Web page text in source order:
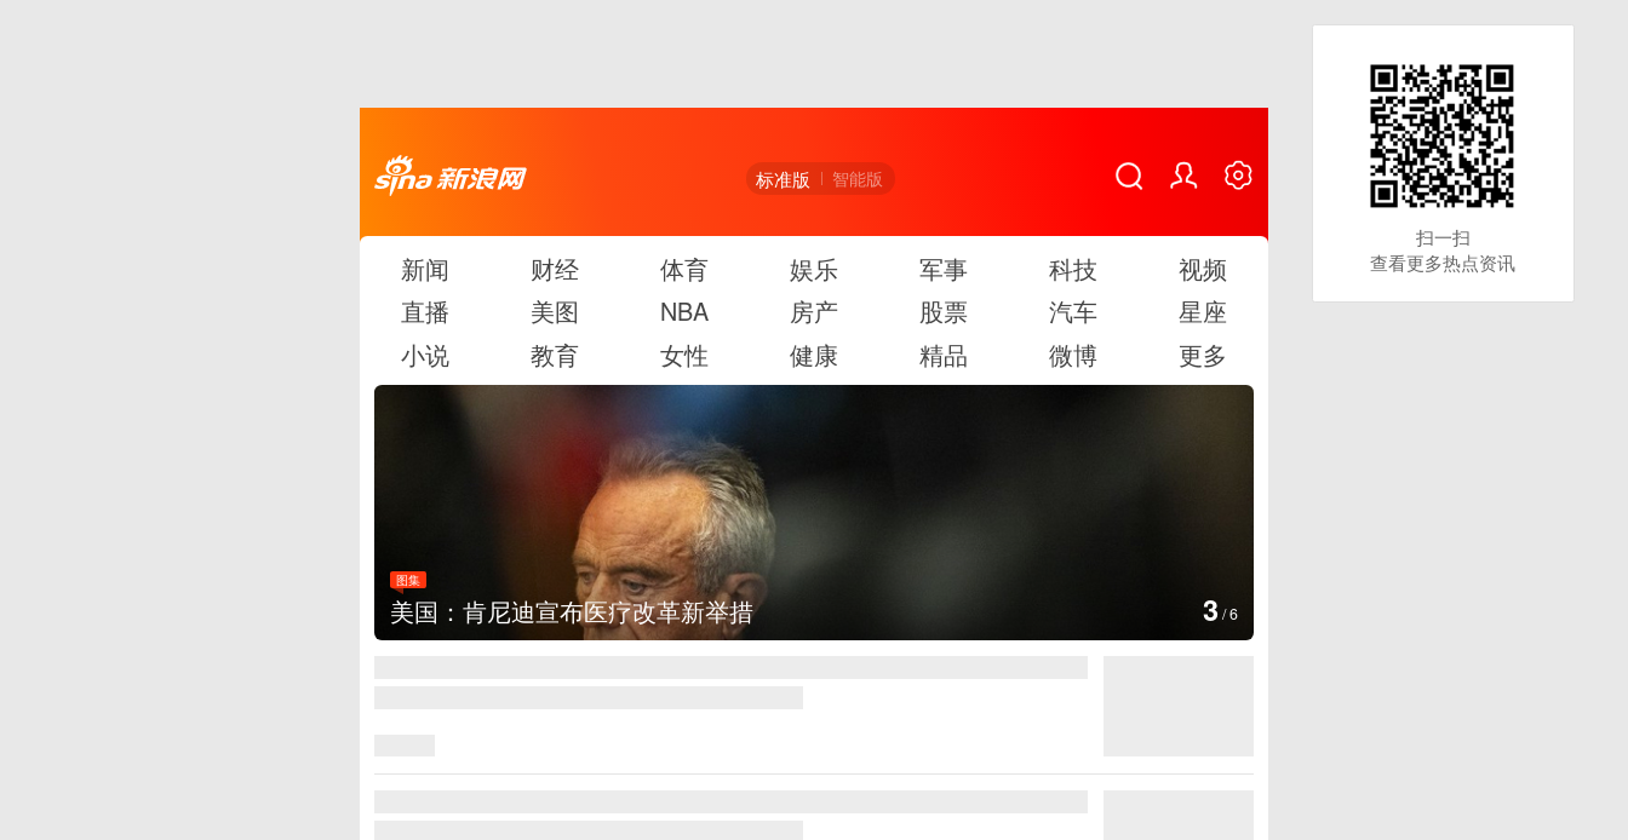
标准版 智能版
新闻 财经 体育 娱乐 军事 科技
视频
直播
美图 NBA 房产 股票 汽车
星座
小说
教育 女性 健康 精品 微博 更多
图集
云南普洱：乡村风光如画 4 /6
扫一扫
查看更多热点资讯
扫一扫
查看更多热点资讯